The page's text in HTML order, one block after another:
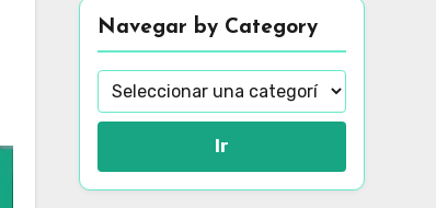
Navegar by Category
Ir